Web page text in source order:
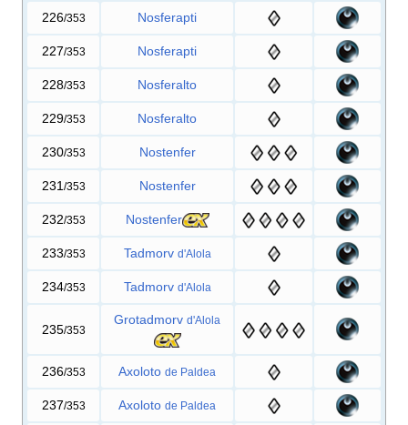
226/353 Nosferapti
227/353 Nosferapti
228/353 Nosferalto
229/353 Nosferalto
230/353 Nostenfer
231 /353 Nostenfer
232/353 Nostenfer
233/353 Tadmorv d'Alola
234/353 Tadmorv d'Alola
235/353
Grotadmorv d'Alola
236/353 Axoloto de Paldea
237/353 Axoloto de Paldea